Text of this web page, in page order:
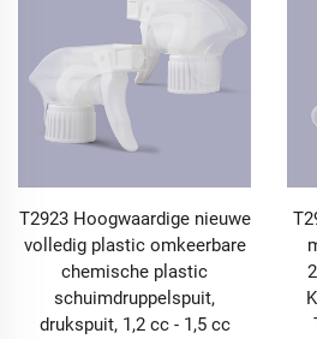
T2923 Hoogwaardige nieuwe
volledig plastic omkeerbare
chemische plastic
schuimdruppelspuit,
drukspuit, 1,2 cc - 1,5 cc